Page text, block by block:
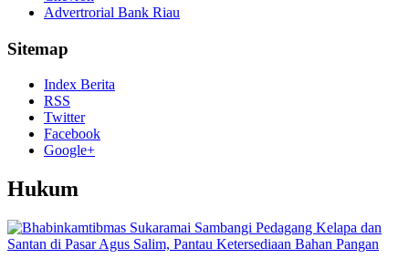
Advertrorial Bank Riau
Sitemap
Index Berita
RSS
Twitter
Facebook
Google+
Hukum